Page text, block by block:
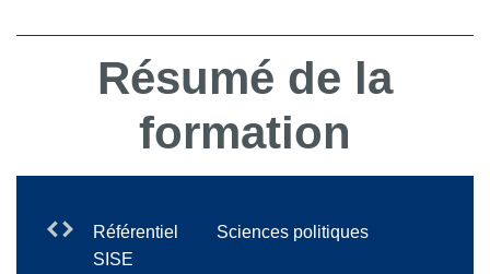
Résumé de la
formation
Référentiel
SISE
Sciences politiques